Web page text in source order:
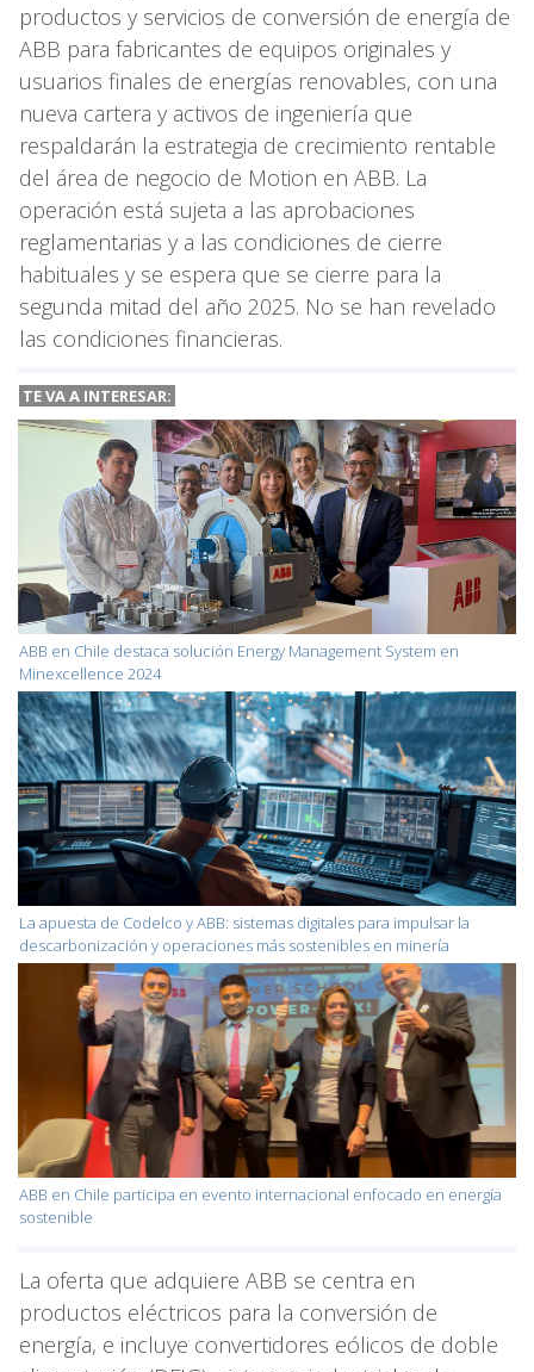
productos y servicios de conversión de energía de
ABB para fabricantes de equipos originales y
usuarios finales de energías renovables, con una
nueva cartera y activos de ingeniería que
respaldarán la estrategia de crecimiento rentable
del área de negocio de Motion en ABB. La
operación está sujeta a las aprobaciones
reglamentarias y a las condiciones de cierre
habituales y se espera que se cierre para la
segunda mitad del año 2025. No se han revelado
las condiciones financieras.
TE VA A INTERESAR:
ABB en Chile destaca solución Energy Management System en
Minexcellence 2024
La apuesta de Codelco y ABB: sistemas digitales para impulsar la
descarbonización y operaciones más sostenibles en minería
ABB en Chile participa en evento internacional enfocado en energía
sostenible
La oferta que adquiere ABB se centra en
productos eléctricos para la conversión de
energía, e incluye convertidores eólicos de doble